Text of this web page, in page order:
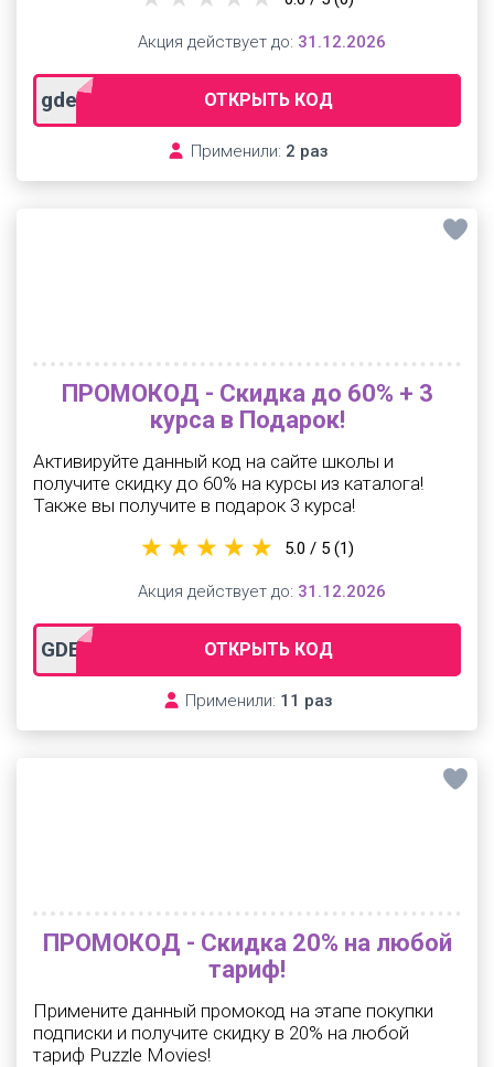
gdeslon ОТКРЫТЬ КОД
Применили: 2 раз
Акция действует до: 31.12.2026
ПРОМОКОД - Скидка до 60% + 3
курса в Подарок!
Активируйте данный код на сайте школы и
получите скидку до 60% на курсы из каталога!
Также вы получите в подарок 3 курса!
GDESLON ОТКРЫТЬ КОД
Применили: 11 раз
5.0 / 5 (1)
Акция действует до: 31.12.2026
ПРОМОКОД - Скидка 20% на любой
тариф!
Примените данный промокод на этапе покупки
подписки и получите скидку в 20% на любой
тариф Puzzle Movies!